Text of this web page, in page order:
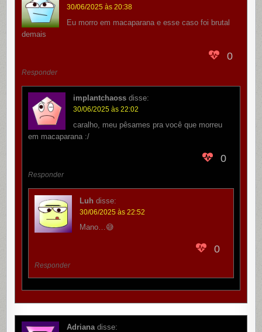
30/06/2025 às 20:38
Eu morro em macaparana e esse caso foi brutal
demais
0
Responder
implantchaoss disse:
30/06/2025 às 22:02
caralho, meu pêsames pra você que morreu
em macaparana :/
0
Responder
Luh disse:
30/06/2025 às 22:52
Mano…😅
0
Responder
Adriana disse: